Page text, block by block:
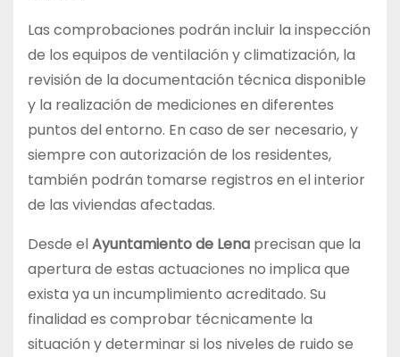
Las comprobaciones podrán incluir la inspección
de los equipos de ventilación y climatización, la
revisión de la documentación técnica disponible
y la realización de mediciones en diferentes
puntos del entorno. En caso de ser necesario, y
siempre con autorización de los residentes,
también podrán tomarse registros en el interior
de las viviendas afectadas.
Desde elAyuntamiento de Lena precisan que la
apertura de estas actuaciones no implica que
exista ya un incumplimiento acreditado. Su
finalidad es comprobar técnicamente la
situación y determinar si los niveles de ruido se